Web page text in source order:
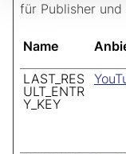
für Publisher
Name
LAST_RES
ULT_ENTR
Y_KEY